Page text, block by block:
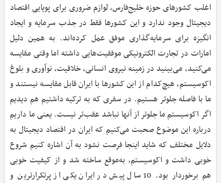
اغلب کشورهای حوزه خلیج‌فارس، لوازم ضروری برای پویایی اقتصاد
دیجیتال وجود ندارد و این کشورها فقط در جذب سرمایه و ایجاد
انگیزه برای سرمایه‌گذاری موفق عمل کرده‌اند. به همین دلیل
امارات در تجارت الکترونیکی موفقیت‌هایی داشته اما وقتی مقایسه
می‌کنید، می‌بینید در زمینه نیروی انسانی، خلاقیت، نوآوری و بلوغ
اکوسیستم، هیچ‌کدام از این کشورها با ایران قابل مقایسه نیستند و
ما با فاصله جلوتر هستیم. در سفری که به ترکیه داشتیم هم دیدیم
اگر اکوسیستم ما جلوتر از آنها نباشد عقب‌تر نیست. یعنی ما داریم
درباره این موضوع صحبت می‌کنیم که ایران در اقتصاد دیجیتال به
دلایل مختلف که شاید اینجا فرصت نشود به آن اشاره کنیم شروع
خوبی داشت و اکوسیستم، به‌موقع ساخته شد و از کیفیت خوبی
هم برخوردار بود. 10 سال پیش در ایران یکی از پرتکرارترین و